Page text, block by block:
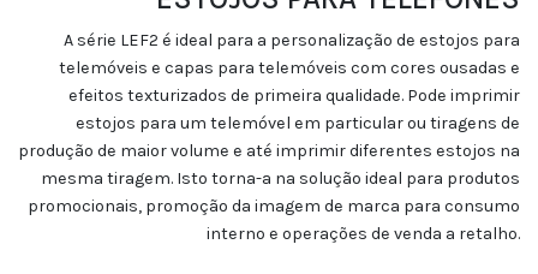
A série LEF2 é ideal para a personalização de estojos para
telemóveis e capas para telemóveis com cores ousadas e
efeitos texturizados de primeira qualidade. Pode imprimir
estojos para um telemóvel em particular ou tiragens de
produção de maior volume e até imprimir diferentes estojos na
mesma tiragem. Isto torna-a na solução ideal para produtos
promocionais, promoção da imagem de marca para consumo
interno e operações de venda a retalho.